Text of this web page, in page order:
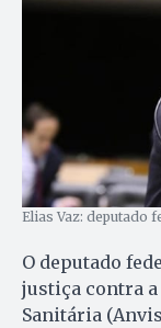
Elias Vaz: deputado
O deputado
justiça contra
Sanitária